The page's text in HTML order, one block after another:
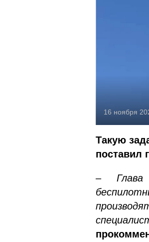
16 ноября
Такую
поставил
– Глава